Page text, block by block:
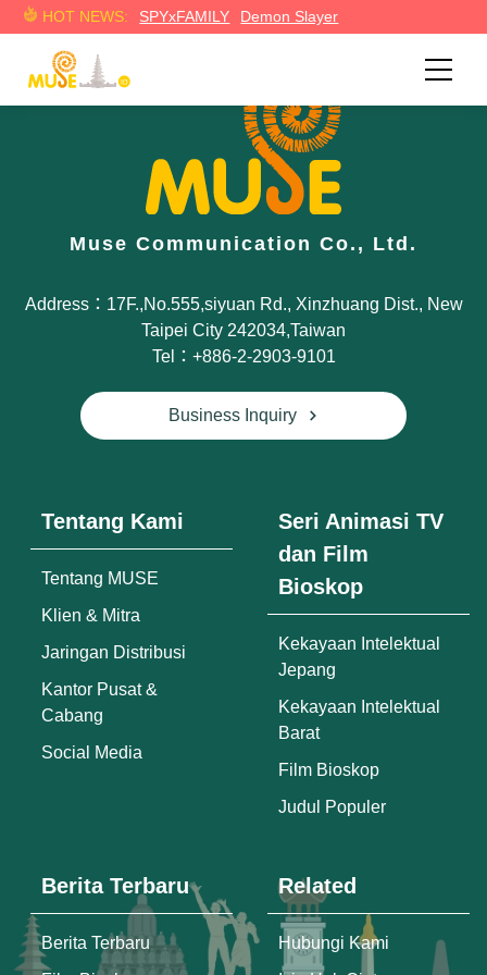
HOT NEWS: SPYxFAMILY Demon Slayer
Muse Communication Co., Ltd.
Address：17F.,No.555,siyuan Rd., Xinzhuang Dist., New
Taipei City 242034,Taiwan
Tel：+886-2-2903-9101
Business Inquiry
Tentang Kami
Tentang MUSE
Klien & Mitra
Jaringan Distribusi
Kantor Pusat &
Cabang
Social Media
Seri Animasi TV
dan Film
Bioskop
Kekayaan Intelektual
Jepang
Kekayaan Intelektual
Barat
Film Bioskop
Judul Populer
Berita Terbaru
Berita Terbaru
Related
Hubungi Kami